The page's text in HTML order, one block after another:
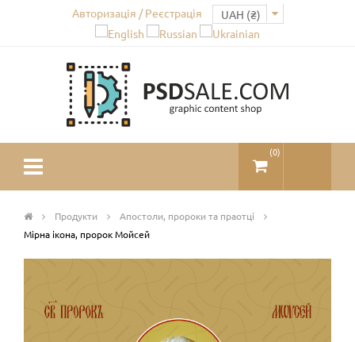
Авторизація / Реєстрація
(0)
Продукти
Апостоли, пророки та праотці
Мірна ікона, пророк Мойсей